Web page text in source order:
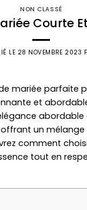
NON CLASSÉ
Courte
LE 28 NOVEMBRE 2023
mariée parfaite
et
un mélange
comment
tout en